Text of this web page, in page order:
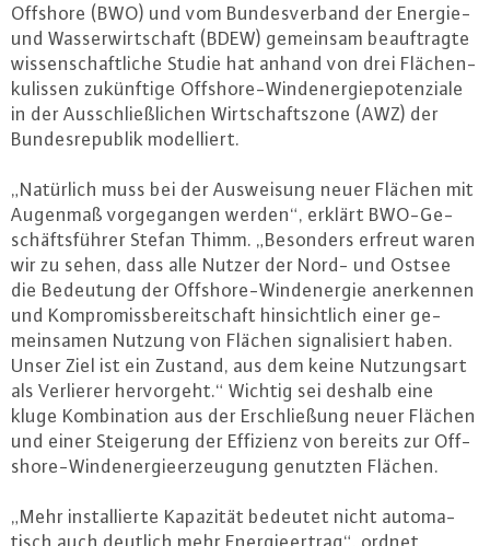
Offshore (BWO) und vom Bun­des­ver­band der Energie-
und Was­ser­wirt­schaft (BDEW) gemeinsam be­auf­trag­te
wis­sen­schaft­li­che Studie hat anhand von drei Flä­chen­
ku­lis­sen zu­künf­ti­ge Off­shore-Wind­ener­gie­po­ten­zia­le
in der Aus­schließ­li­chen Wirt­schafts­zo­ne (AWZ) der
Bun­des­re­pu­blik mo­del­liert.
„Natürlich muss bei der Aus­wei­sung neuer Flächen mit
Augenmaß vor­ge­gan­gen werden“, erklärt BWO-Ge­
schäfts­füh­rer Stefan Thimm. „Besonders erfreut waren
wir zu sehen, dass alle Nutzer der Nord- und Ostsee
die Bedeutung der Off­shore-Wind­ener­gie an­er­ken­nen
und Kom­pro­miss­be­reit­schaft hin­sicht­lich einer ge­
mein­sa­men Nutzung von Flächen si­gna­li­siert haben.
Unser Ziel ist ein Zustand, aus dem keine Nut­zungs­art
als Verlierer her­vor­geht.“ Wichtig sei deshalb eine
kluge Kom­bi­na­ti­on aus der Er­schlie­ßung neuer Flächen
und einer Stei­ge­rung der Effizienz von bereits zur Off­
shore-Wind­ener­gie­er­zeu­gung genutzten Flächen.
„Mehr in­stal­lier­te Kapazität bedeutet nicht au­to­ma­
tisch auch deutlich mehr En­er­gie­er­trag“, ordnet